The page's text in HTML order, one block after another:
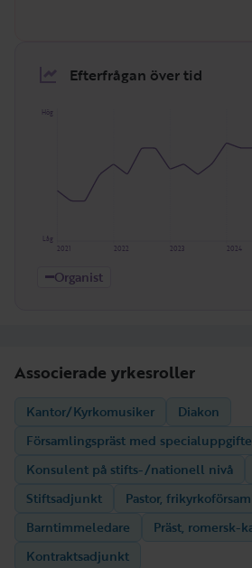
Efterfrågan över tid
Hög
Låg
2024
2023
2022
2021
Organist
Associerade yrkesroller
Kantor/Kyrkomusiker
Diakon
Församlingspräst med
Konsulent på stifts-/nationell nivå
Stiftsadjunkt
Pastor,
Barntimmeledare
Präst, romersk-
Kontraktsadjunkt